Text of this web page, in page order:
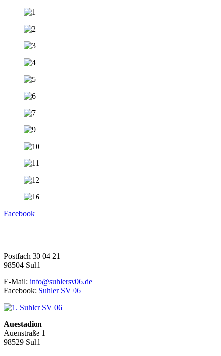
Facebook
Postfach 30 04 21
98504 Suhl
E-Mail: info@suhlersv06.de
Facebook: Suhler SV 06
Auestadion
Auenstraße 1
98529 Suhl